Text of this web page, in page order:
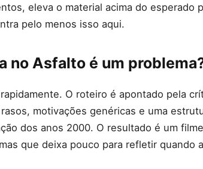
eleva o material acima do esperado
pelo menos isso aqui.
no Asfalto é um
O roteiro é apontado pela
motivações genéricas e uma
dos anos 2000. O resultado é um
que deixa pouco para refletir quando